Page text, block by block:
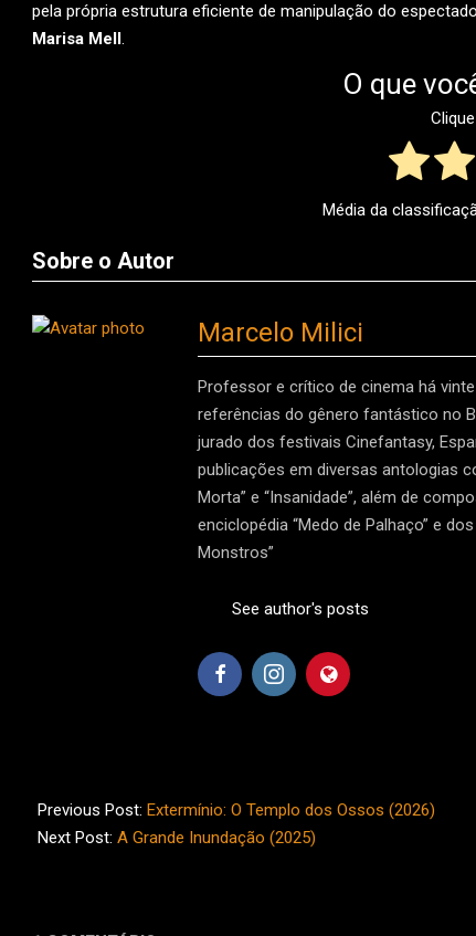
pela própria estrutura eficiente de manipulação do
Marisa Mell.
O que
Média da
Sobre o Autor
Marcelo Milici
Professor e crítico de cinema há
referências do gênero fantástico no
jurado dos festivais Cinefantasy,
publicações em diversas antologias
Morta” e “Insanidade”, além de
enciclopédia “Medo de Palhaço” e
Monstros”
See author's posts
01-
16
Previous Post: Extermínio: O Templo dos Ossos (2026)
Next Post: A Grande Inundação (2025)